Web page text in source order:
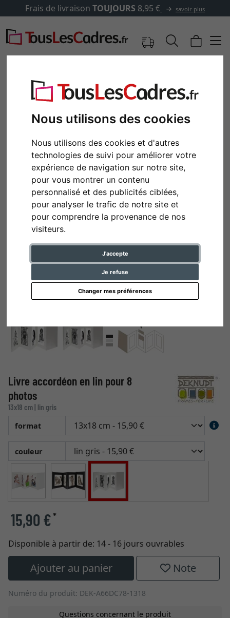
Nous utilisons des cookies
Nous utilisons des cookies et d'autres
technologies de suivi pour améliorer votre
expérience de navigation sur notre site,
pour vous montrer un contenu
personnalisé et des publicités ciblées,
pour analyser le trafic de notre site et
pour comprendre la provenance de nos
visiteurs.
J'accepte
Je refuse
Changer mes préférences
Frais de livraison TOUJOURS 8,95 € savoir plus
Retour
Livre accordéon en lin pour 8
photos
13x18 cm | lin gris
format
couleur
15,90 €*
Disponible à partir de: 14 - 16 jours ouvrables
Ajouter au panier Note
Numéro du produit: DEK-A66DC78-1318
Questions concernant le produit